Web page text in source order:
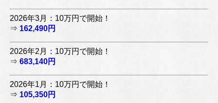
2026年3月：10万円で開始！
⇒ 162,490円
2026年2月：10万円で開始！
⇒ 683,140円
2026年1月：10万円で開始！
⇒ 105,350円